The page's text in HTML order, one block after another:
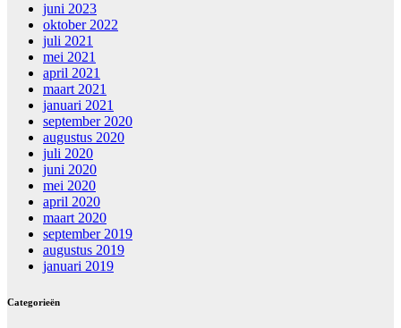
juni 2023
oktober 2022
juli 2021
mei 2021
april 2021
maart 2021
januari 2021
september 2020
augustus 2020
juli 2020
juni 2020
mei 2020
april 2020
maart 2020
september 2019
augustus 2019
januari 2019
Categorieën